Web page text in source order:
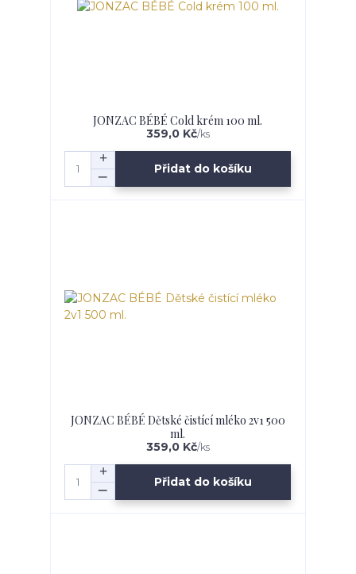
JONZAC BÉBÉ Cold krém 100 ml.
359,0 Kč/ks
Přidat do košíku
JONZAC BÉBÉ Dětské čistící mléko 2v1 500
ml.
359,0 Kč/ks
Přidat do košíku